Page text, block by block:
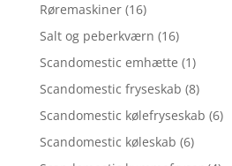
Røremaskiner (16)
Salt og peberkværn (16)
Scandomestic emhætte (1)
Scandomestic fryseskab (8)
Scandomestic kølefryseskab (6)
Scandomestic køleskab (6)